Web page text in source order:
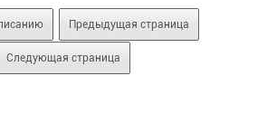
Предыдущая страница
Следующая страница